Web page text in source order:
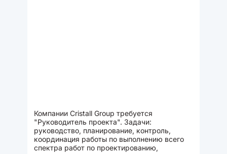
Компании Cristall Group требуется
"Руководитель проекта". Задачи:
руководство, планирование, контроль,
координация работы по выполнению всего
спектра работ по проектированию,